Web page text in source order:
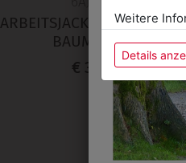
ARBEITSJACKE
BAUMWOLLE
€ 39,90
Weitere
Details